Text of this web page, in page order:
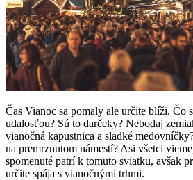
Čas Vianoc sa pomaly ale určite blíži. Čo
udalosťou? Sú to darčeky? Nebodaj
vianočná kapustnica a sladké
na premrznutom námestí? Asi všetci
spomenuté patrí k tomuto sviatku, avšak
určite spája s vianočnými trhmi.